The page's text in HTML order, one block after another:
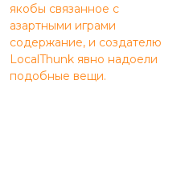
якобы связанное с
азартными играми
содержание, и создателю
LocalThunk явно надоели
подобные вещи.